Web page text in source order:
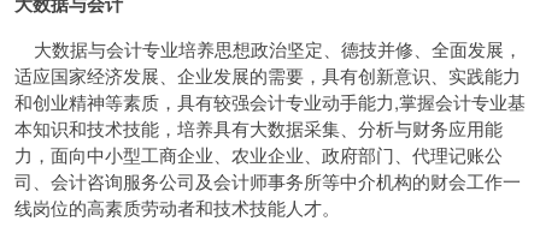
大数据与会计专业培养思想政治坚定、德技并修、全面发展，
适应国家经济发展、企业发展的需要，具有创新意识、实践能力
和创业精神等素质，具有较强会计专业动手能力,掌握会计专业基
本知识和技术技能，培养具有大数据采集、分析与财务应用能
力，面向中小型工商企业、农业企业、政府部门、代理记账公
司、会计咨询服务公司及会计师事务所等中介机构的财会工作一
线岗位的高素质劳动者和技术技能人才。